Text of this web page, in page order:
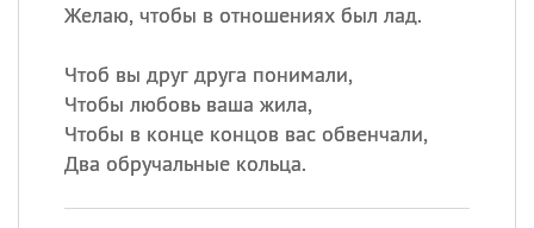
Желаю, чтобы в отношениях был лад.
Чтоб вы друг друга понимали,
Чтобы любовь ваша жила,
Чтобы в конце концов вас обвенчали,
Два обручальные кольца.